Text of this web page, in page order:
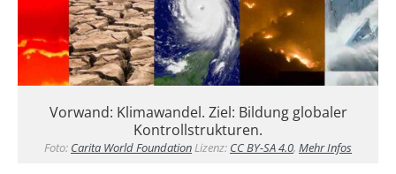
Vorwand: Klimawandel. Ziel: Bildung globaler
Kontrollstrukturen.
Foto: Carita World Foundation Lizenz: CC BY-SA 4.0, Mehr Infos